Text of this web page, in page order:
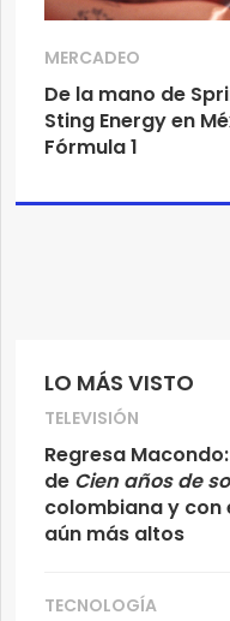
LO MÁS VISTO
TELEVISIÓN
Regresa
de Cien años de
colombiana y
aún más altos
TECNOLOGÍA
MERCADEO
De la mano de
Sting Energy en
Fórmula 1